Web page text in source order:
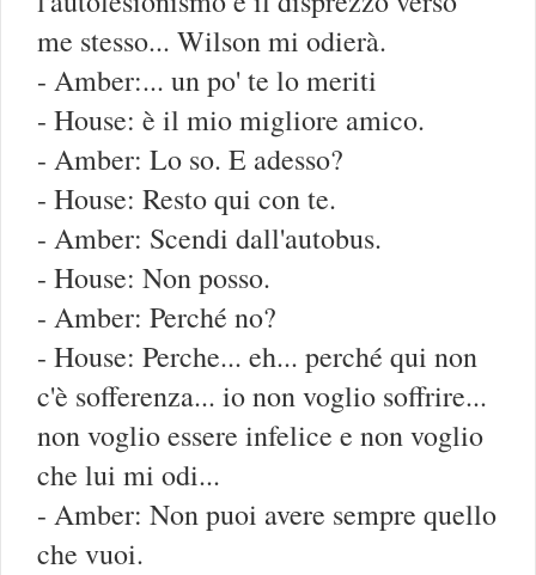
me stesso... Wilson mi odierà.
- Amber:... un po' te lo meriti
- House: è il mio migliore amico.
- Amber: Lo so. E adesso?
- House: Resto qui con te.
- Amber: Scendi dall'autobus.
- House: Non posso.
- Amber: Perché no?
- House: Perche... eh... perché qui non
c'è sofferenza... io non voglio soffrire...
non voglio essere infelice e non voglio
che lui mi odi...
- Amber: Non puoi avere sempre quello
che vuoi.